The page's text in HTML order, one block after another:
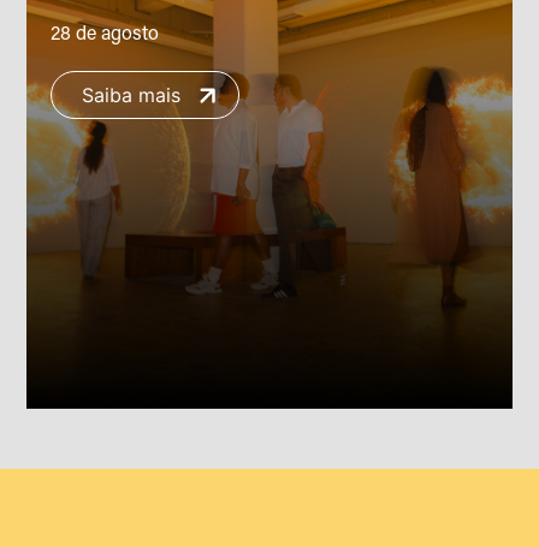
28 de agosto
Saiba mais